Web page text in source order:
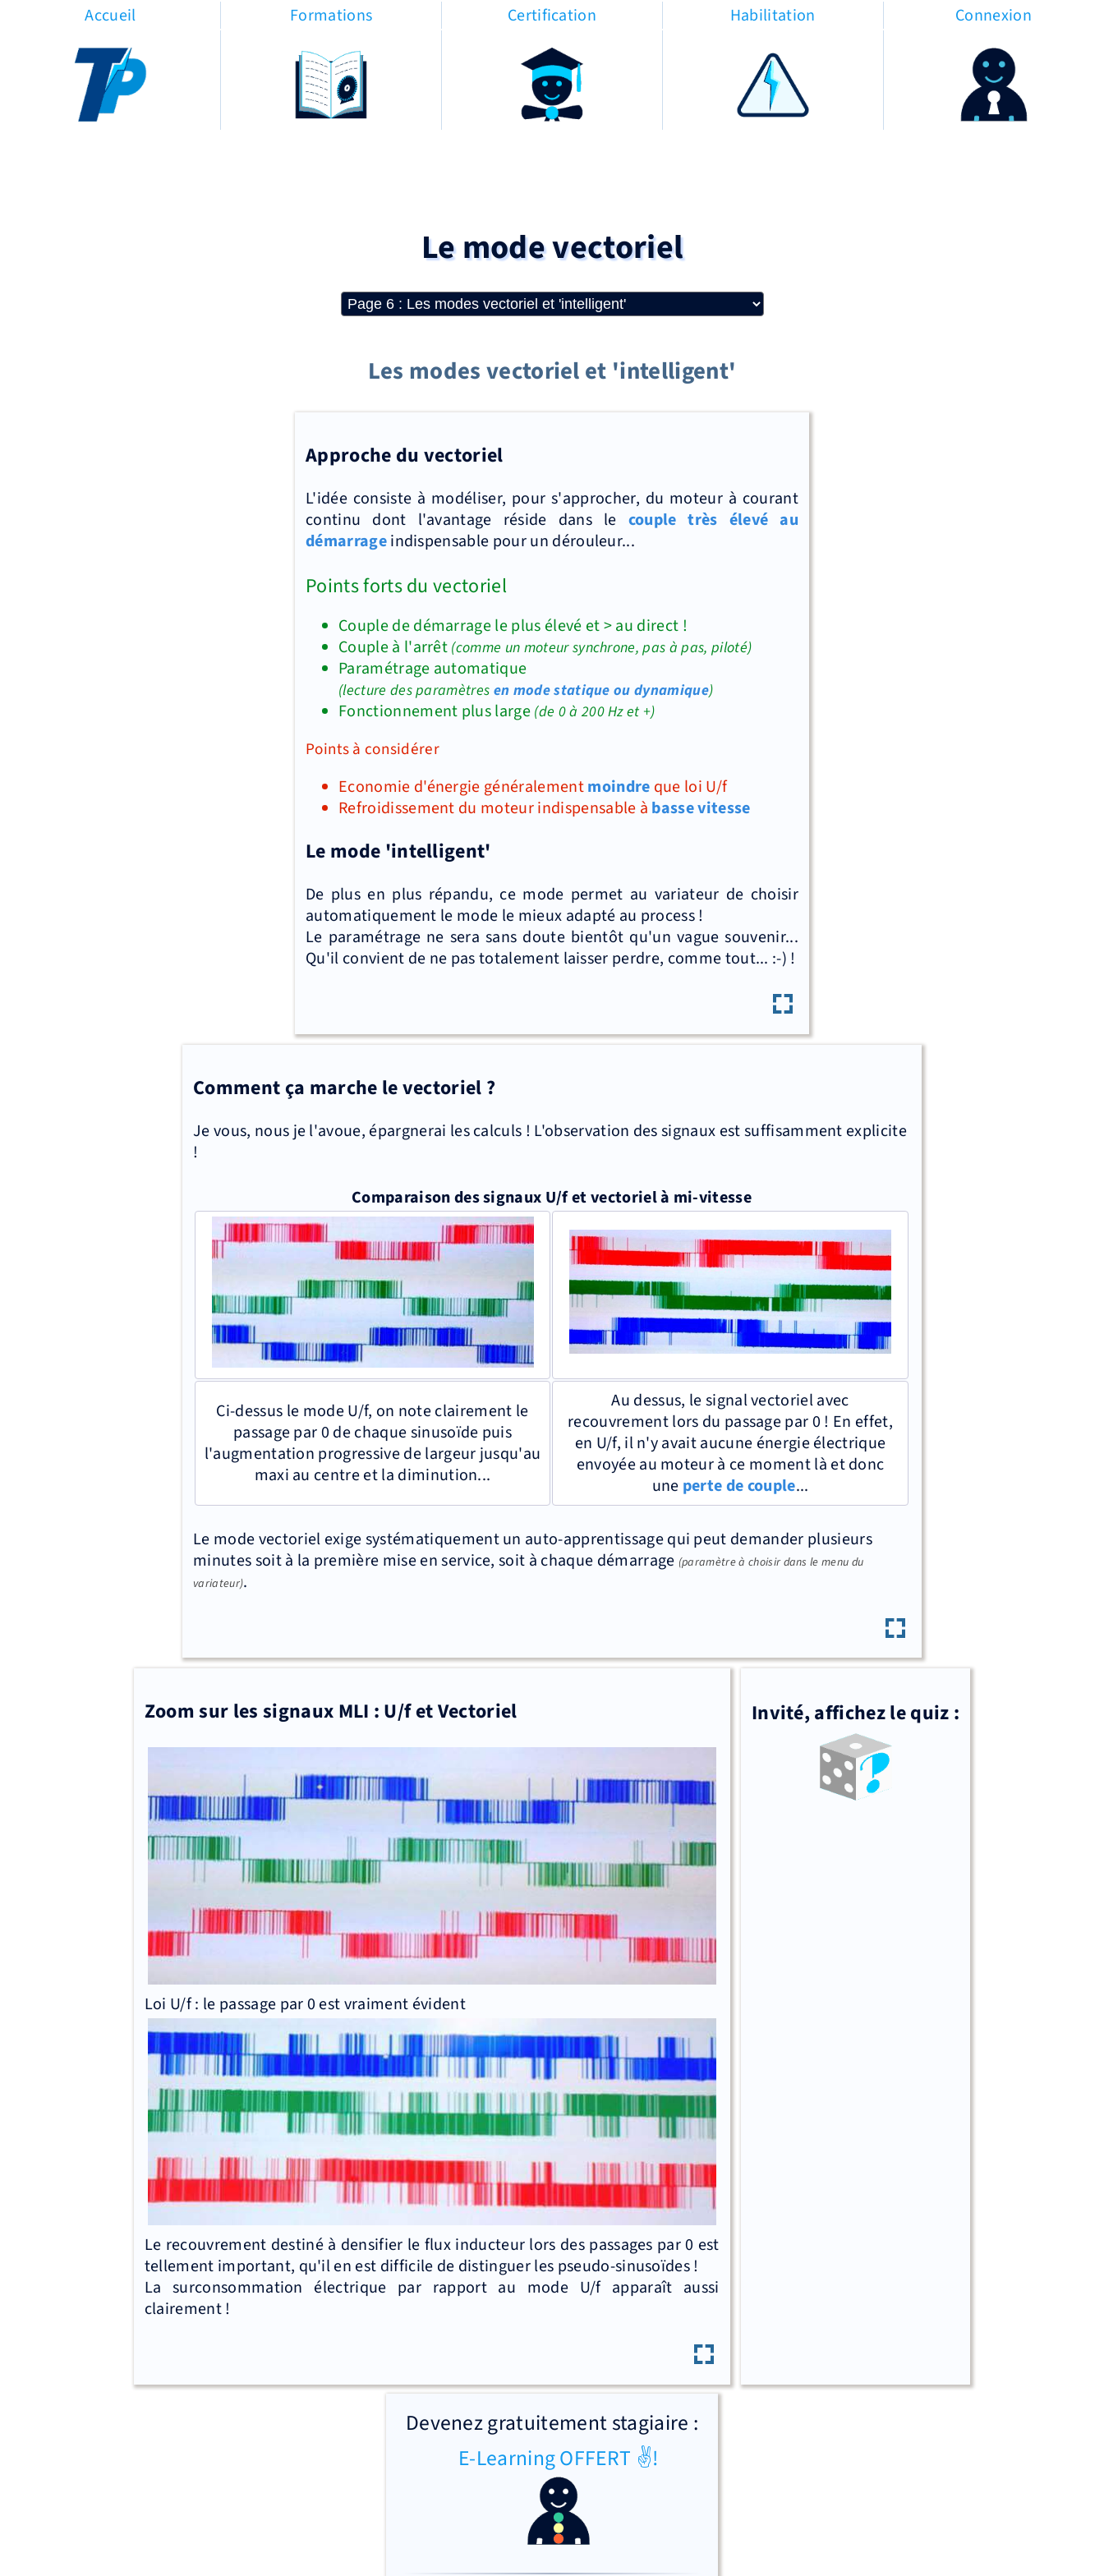
Accueil Formations Certification Habilitation Connexion
Le mode vectoriel
Les modes vectoriel et 'intelligent'
Approche du vectoriel
L'idée consiste à modéliser, pour s'approcher, du moteur à courant
continu dont l'avantage réside dans le couple très élevé au
démarrageindispensable pour un dérouleur...
Points forts du vectoriel
Couple de démarrage le plus élevé et > au direct !
Couple à l'arrêt (comme un moteur synchrone, pas à pas, piloté)
Paramétrage automatique
(lecture des paramètres en mode statique ou dynamique)
Fonctionnement plus large (de 0 à 200 Hz et +)
Points à considérer
Economie d'énergie généralementmoindre que loi U/f
Refroidissement du moteur indispensable à basse vitesse
Le mode 'intelligent'
De plus en plus répandu, ce mode permet au variateur de choisir
automatiquement le mode le mieux adapté au process !
Le paramétrage ne sera sans doute bientôt qu'un vague souvenir...
Qu'il convient de ne pas totalement laisser perdre, comme tout... :-) !
Comment ça marche le vectoriel ?
Je vous, nous je l'avoue, épargnerai les calculs ! L'observation des signaux est suffisamment explicite
!
Comparaison des signaux U/f et vectoriel à mi-vitesse
Ci-dessus le mode U/f, on note clairement le
passage par 0 de chaque sinusoïde puis
l'augmentation progressive de largeur jusqu'au
maxi au centre et la diminution...
Au dessus, le signal vectoriel avec
recouvrement lors du passage par 0 ! En effet,
en U/f, il n'y avait aucune énergie électrique
envoyée au moteur à ce moment là et donc
une perte de couple...
Le mode vectoriel exige systématiquement un auto-apprentissage qui peut demander plusieurs
minutes soit à la première mise en service, soit à chaque démarrage (paramètre à choisir dans le menu du
variateur).
Zoom sur les signaux MLI : U/f et Vectoriel
Loi U/f : le passage par 0 est vraiment évident
Le recouvrement destiné à densifier le flux inducteur lors des passages par 0 est
tellement important, qu'il en est difficile de distinguer les pseudo-sinusoïdes !
La surconsommation électrique par rapport au mode U/f apparaît aussi
clairement !
Invité, affichez le quiz :
Devenez gratuitement stagiaire :
E-Learning OFFERT ✌!